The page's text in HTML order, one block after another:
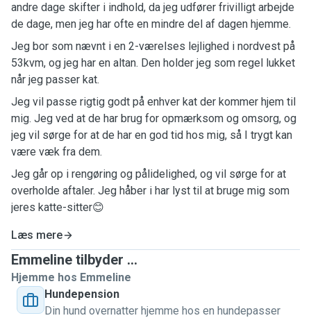
andre dage skifter i indhold, da jeg udfører frivilligt arbejde
de dage, men jeg har ofte en mindre del af dagen hjemme.
Jeg bor som nævnt i en 2-værelses lejlighed i nordvest på
53kvm, og jeg har en altan. Den holder jeg som regel lukket
når jeg passer kat.
Jeg vil passe rigtig godt på enhver kat der kommer hjem til
mig. Jeg ved at de har brug for opmærksom og omsorg, og
jeg vil sørge for at de har en god tid hos mig, så I trygt kan
være væk fra dem.
Jeg går op i rengøring og pålidelighed, og vil sørge for at
overholde aftaler. Jeg håber i har lyst til at bruge mig som
jeres katte-sitter😊
Læs mere
Emmeline tilbyder ...
Hjemme hos Emmeline
Hundepension
Din hund overnatter hjemme hos en hundepasser